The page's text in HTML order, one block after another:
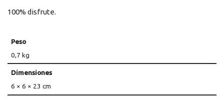
100% disfrute.
Peso
0,7 kg
Dimensiones
6 × 6 × 23 cm